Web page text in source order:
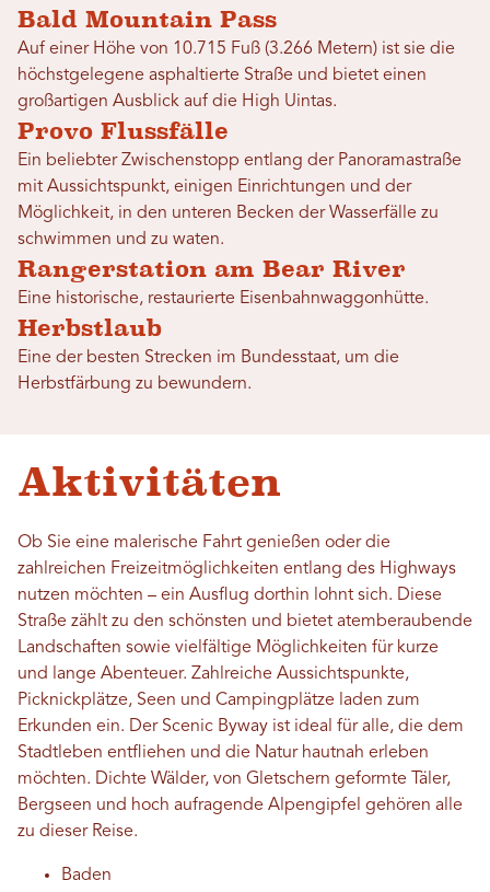
Bald Mountain Pass
Auf einer Höhe von 10.715 Fuß (3.266 Metern) ist sie die
höchstgelegene asphaltierte Straße und bietet einen
großartigen Ausblick auf die High Uintas.
Provo Flussfälle
Ein beliebter Zwischenstopp entlang der Panoramastraße
mit Aussichtspunkt, einigen Einrichtungen und der
Möglichkeit, in den unteren Becken der Wasserfälle zu
schwimmen und zu waten.
Rangerstation am Bear River
Eine historische, restaurierte Eisenbahnwaggonhütte.
Herbstlaub
Eine der besten Strecken im Bundesstaat, um die
Herbstfärbung zu bewundern.
Aktivitäten
Ob Sie eine malerische Fahrt genießen oder die
zahlreichen Freizeitmöglichkeiten entlang des Highways
nutzen möchten – ein Ausflug dorthin lohnt sich. Diese
Straße zählt zu den schönsten und bietet atemberaubende
Landschaften sowie vielfältige Möglichkeiten für kurze
und lange Abenteuer. Zahlreiche Aussichtspunkte,
Picknickplätze, Seen und Campingplätze laden zum
Erkunden ein. Der Scenic Byway ist ideal für alle, die dem
Stadtleben entfliehen und die Natur hautnah erleben
möchten. Dichte Wälder, von Gletschern geformte Täler,
Bergseen und hoch aufragende Alpengipfel gehören alle
zu dieser Reise.
Baden